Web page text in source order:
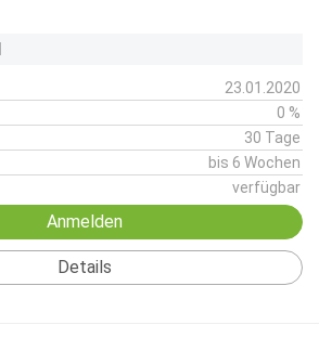
23.01.2020
0 %
30 Tage
bis 6 Wochen
verfügbar
Anmelden
Details